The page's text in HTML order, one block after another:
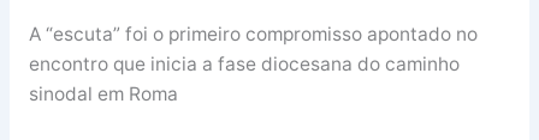
A “escuta” foi o primeiro compromisso apontado no
encontro que inicia a fase diocesana do caminho
sinodal em Roma